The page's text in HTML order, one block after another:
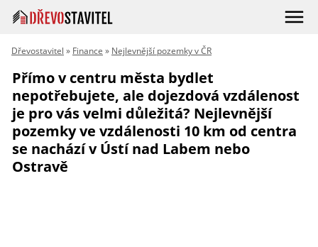
Dřevostavitel » Finance » Nejlevnější pozemky v ČR
Přímo v centru města bydlet
nepotřebujete, ale dojezdová vzdálenost
je pro vás velmi důležitá? Nejlevnější
pozemky ve vzdálenosti 10 km od centra
se nachází v Ústí nad Labem nebo
Ostravě